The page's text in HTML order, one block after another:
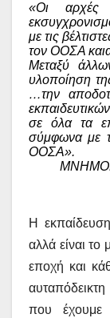
«Οι αρχές
με τις
τον ΟΟΣΑ
Μεταξύ
υλοποίηση
…την
σε όλα τα
σύμφωνα με
ΟΟΣΑ».
Η
αλλά είναι
εποχή και
αυταπόδεικτη
που έχουμε